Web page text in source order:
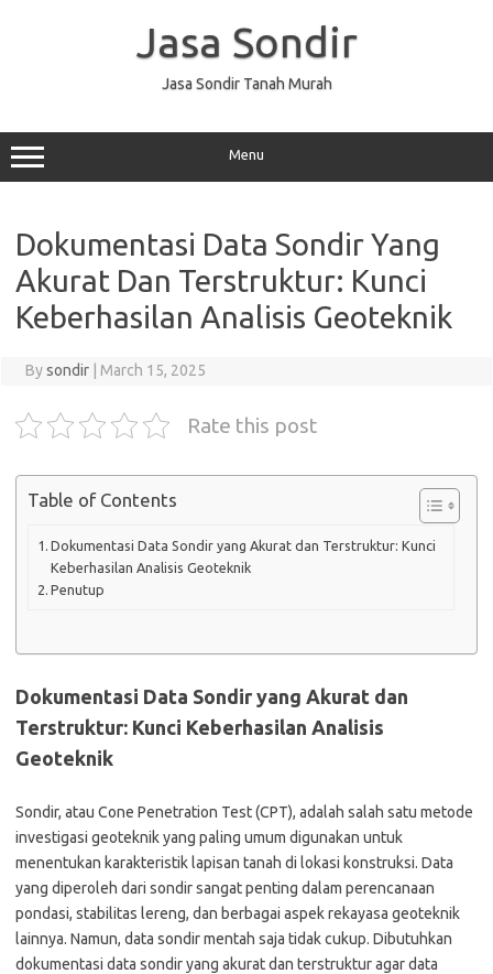
Jasa Sondir
Jasa Sondir Tanah Murah
Menu
Dokumentasi Data Sondir Yang
Akurat Dan Terstruktur: Kunci
Keberhasilan Analisis Geoteknik
Bysondir March 15, 2025
Rate this post
Table of Contents
Dokumentasi Data Sondir yang Akurat dan Terstruktur: Kunci
Keberhasilan Analisis Geoteknik
Penutup
Dokumentasi Data Sondir yang Akurat dan
Terstruktur: Kunci Keberhasilan Analisis
Geoteknik
Sondir, atau Cone Penetration Test (CPT), adalah salah satu metode
investigasi geoteknik yang paling umum digunakan untuk
menentukan karakteristik lapisan tanah di lokasi konstruksi. Data
yang diperoleh dari sondir sangat penting dalam perencanaan
pondasi, stabilitas lereng, dan berbagai aspek rekayasa geoteknik
lainnya. Namun, data sondir mentah saja tidak cukup. Dibutuhkan
dokumentasi data sondir yang akurat dan terstruktur agar data